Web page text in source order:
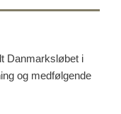
Danmarksløbet i
og medfølgende